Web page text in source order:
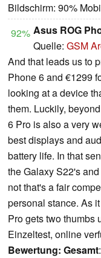
Bildschirm: 90%
92% Asus ROG
Quelle: GSM
And that leads us to
Phone 6 and €1299
looking at a device
them. Luckily,
6 Pro is also a very
best displays and
battery life. In that
the Galaxy S22's
not that's a fair
personal stance. As
Pro gets two thumbs
Einzeltest, online
Bewertung: Gesamt